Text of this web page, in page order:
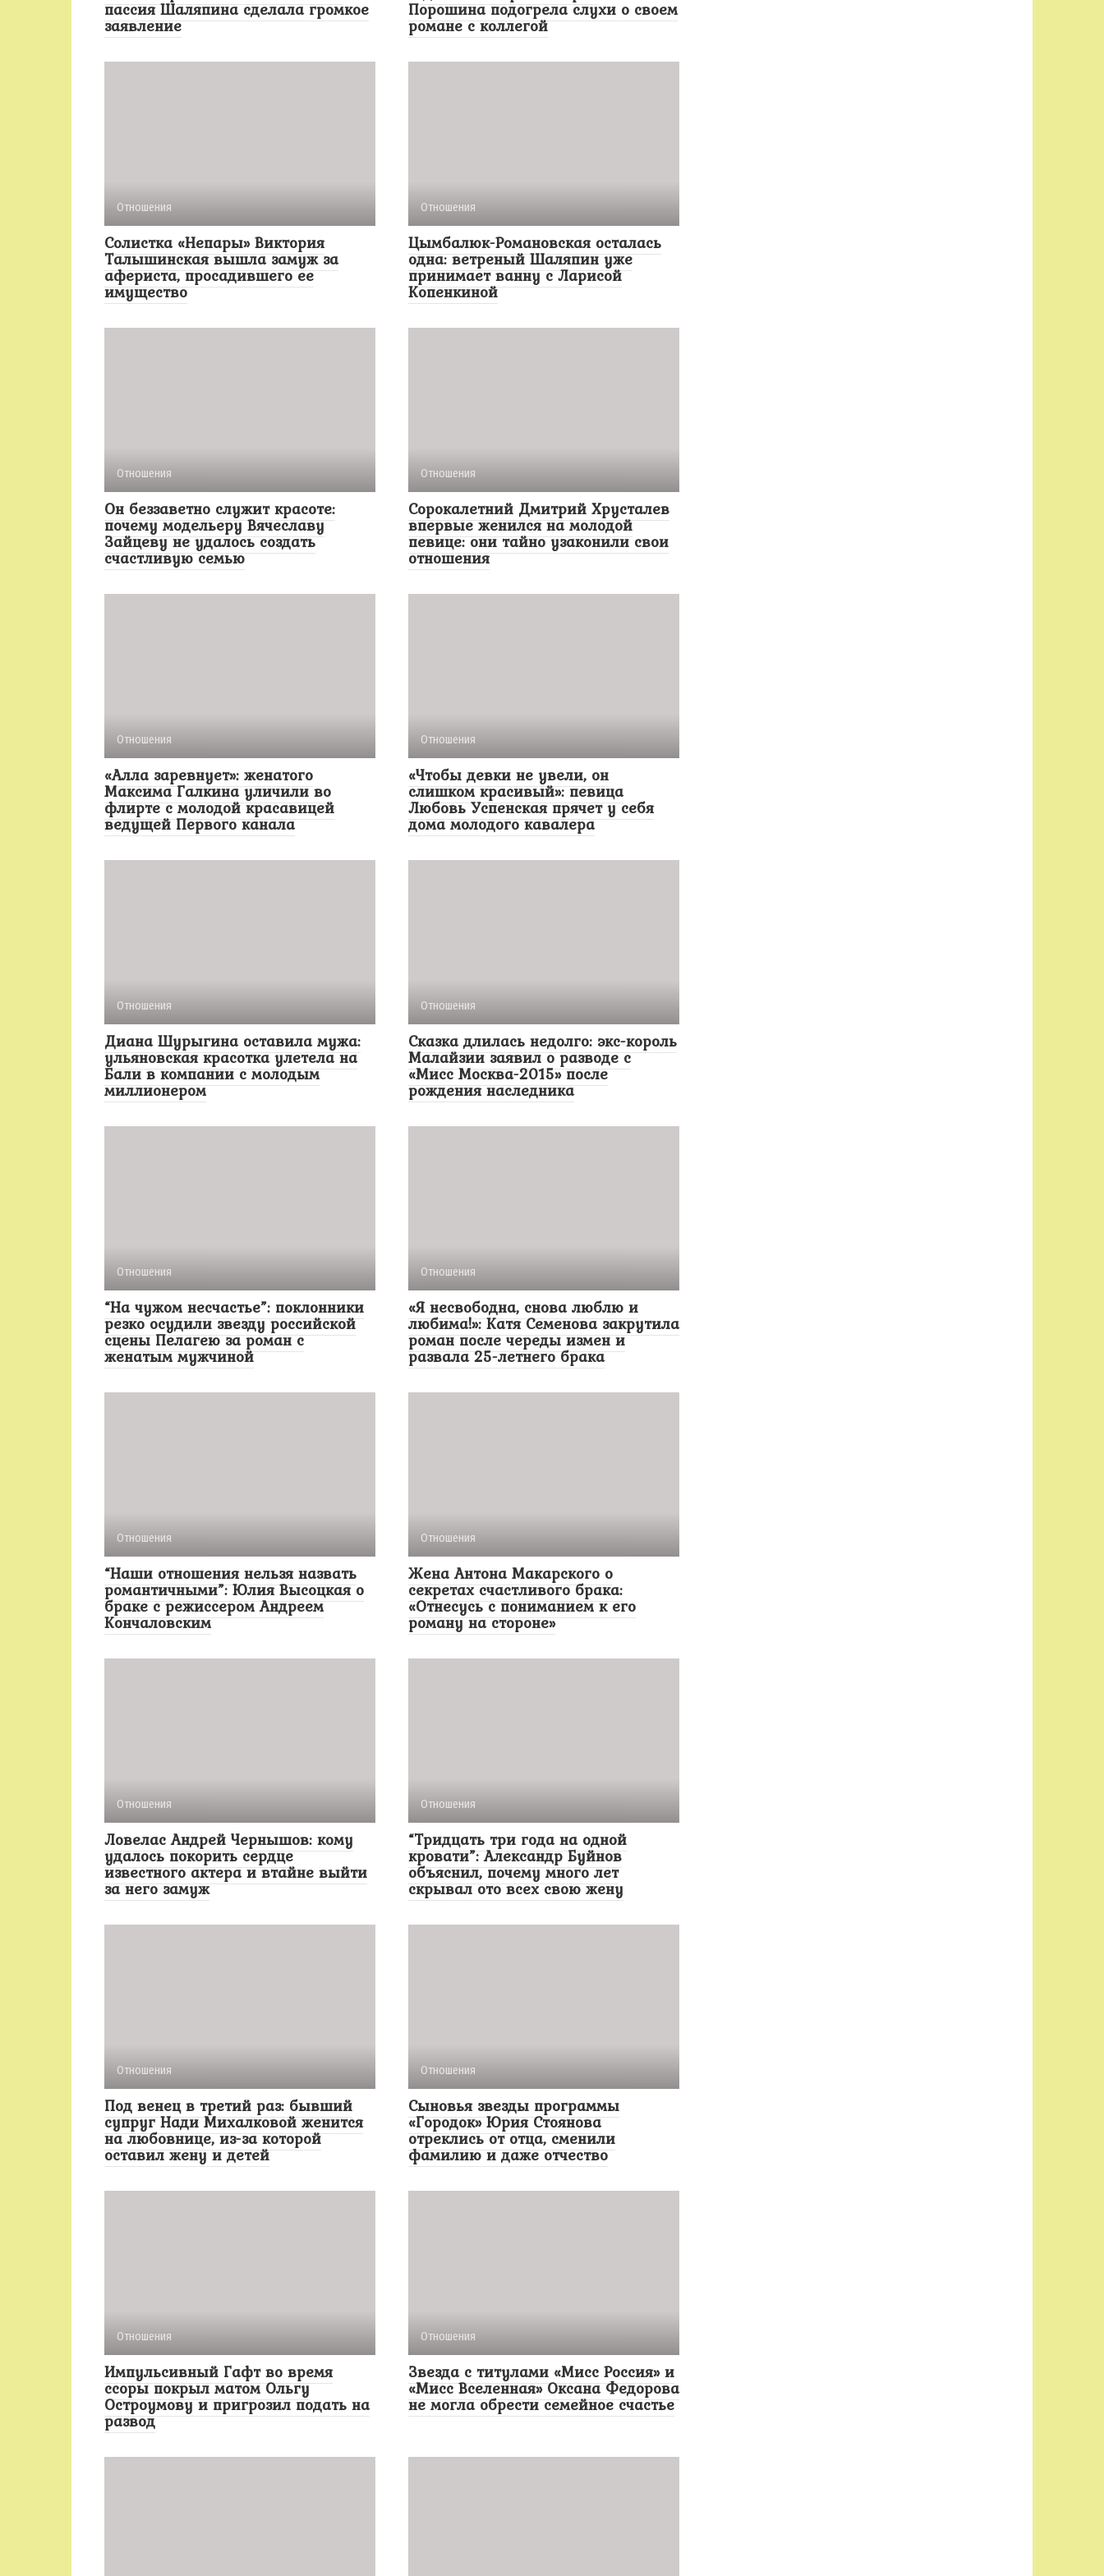
пассия Шаляпина сделала громкое
заявление
Порошина подогрела слухи о своем
романе с коллегой
Отношения
Солистка «Непары» Виктория
Талышинская вышла замуж за
афериста, просадившего ее
имущество
Отношения
Цымбалюк-Романовская осталась
одна: ветреный Шаляпин уже
принимает ванну с Ларисой
Копенкиной
Отношения
Он беззаветно служит красоте:
почему модельеру Вячеславу
Зайцеву не удалось создать
счастливую семью
Отношения
Сорокалетний Дмитрий Хрусталев
впервые женился на молодой
певице: они тайно узаконили свои
отношения
Отношения
«Алла заревнует»: женатого
Максима Галкина уличили во
флирте с молодой красавицей
ведущей Первого канала
Отношения
«Чтобы девки не увели, он
слишком красивый»: певица
Любовь Успенская прячет у себя
дома молодого кавалера
Отношения
Диана Шурыгина оставила мужа:
ульяновская красотка улетела на
Бали в компании с молодым
миллионером
Отношения
Сказка длилась недолго: экс-король
Малайзии заявил о разводе с
«Мисс Москва-2015» после
рождения наследника
Отношения
“На чужом несчастье”: поклонники
резко осудили звезду российской
сцены Пелагею за роман с
женатым мужчиной
Отношения
«Я несвободна, снова люблю и
любима!»: Катя Семенова закрутила
роман после череды измен и
развала 25-летнего брака
Отношения
“Наши отношения нельзя назвать
романтичными”: Юлия Высоцкая о
браке с режиссером Андреем
Кончаловским
Отношения
Жена Антона Макарского о
секретах счастливого брака:
«Отнесусь с пониманием к его
роману на стороне»
Отношения
Ловелас Андрей Чернышов: кому
удалось покорить сердце
известного актера и втайне выйти
за него замуж
Отношения
“Тридцать три года на одной
кровати”: Александр Буйнов
объяснил, почему много лет
скрывал ото всех свою жену
Отношения
Под венец в третий раз: бывший
супруг Нади Михалковой женится
на любовнице, из-за которой
оставил жену и детей
Отношения
Сыновья звезды программы
«Городок» Юрия Стоянова
отреклись от отца, сменили
фамилию и даже отчество
Отношения
Импульсивный Гафт во время
ссоры покрыл матом Ольгу
Остроумову и пригрозил подать на
развод
Отношения
Звезда с титулами «Мисс Россия» и
«Мисс Вселенная» Оксана Федорова
не могла обрести семейное счастье